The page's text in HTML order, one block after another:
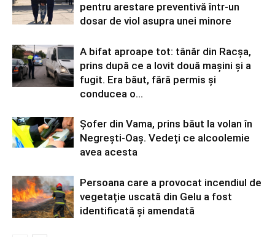
pentru arestare preventivă într-un
dosar de viol asupra unei minore
A bifat aproape tot: tânăr din Racșa,
prins după ce a lovit două mașini și a
fugit. Era băut, fără permis și
conducea o...
Șofer din Vama, prins băut la volan în
Negrești-Oaș. Vedeți ce alcoolemie
avea acesta
Persoana care a provocat incendiul de
vegetație uscată din Gelu a fost
identificată și amendată